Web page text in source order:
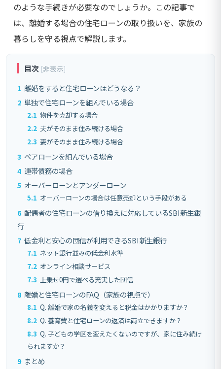
のような手続きが必要なのでしょうか。この記事で
は、離婚する場合の住宅ローンの取り扱いを、家族の
暮らしを守る視点で解説します。
目次 [非表示]
1 離婚をすると住宅ローンはどうなる？
2 単独で住宅ローンを組んでいる場合
2.1 物件を売却する場合
2.2 夫がそのまま住み続ける場合
2.3 妻がそのまま住み続ける場合
3 ペアローンを組んでいる場合
4 連帯債務の場合
5 オーバーローンとアンダーローン
5.1 オーバーローンの場合は任意売却という手段がある
6 配偶者の住宅ローンの借り換えに対応しているSBI新生銀
行
7 低金利と安心の団信が利用できるSBI新生銀行
7.1 ネット銀行並みの低金利水準
7.2 オンライン相談サービス
7.3
上乗せ0円で選べる充実した団信
8 離婚と住宅ローンのFAQ（家族の視点で）
8.1 Q. 離婚で家の名義を変えると税金はかかりますか？
8.2 Q. 養育費と住宅ローンの返済は両立できますか？
8.3 Q. 子どもの学区を変えたくないのですが、家に住み続け
られますか？
9 まとめ